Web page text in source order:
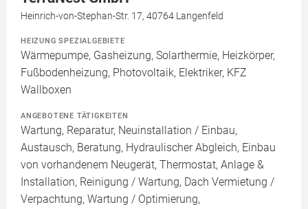
Heinrich-von-Stephan-Str. 17, 40764 Langenfeld
HEIZUNG SPEZIALGEBIETE
Wärmepumpe, Gasheizung, Solarthermie, Heizkörper,
Fußbodenheizung, Photovoltaik, Elektriker, KFZ
Wallboxen
ANGEBOTENE TÄTIGKEITEN
Wartung, Reparatur, Neuinstallation / Einbau,
Austausch, Beratung, Hydraulischer Abgleich, Einbau
von vorhandenem Neugerät, Thermostat, Anlage &
Installation, Reinigung / Wartung, Dach Vermietung /
Verpachtung, Wartung / Optimierung,